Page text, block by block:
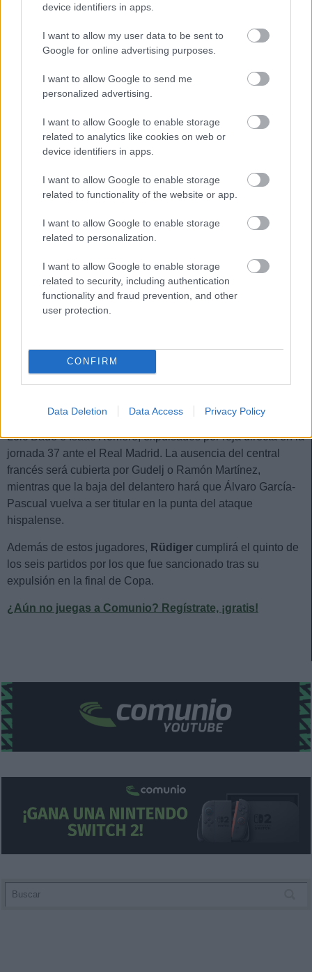
device identifiers in apps.
I want to allow my user data to be sent to
Google for online advertising purposes.
I want to allow Google to send me
personalized advertising.
I want to allow Google to enable storage
related to analytics like cookies on web or
device identifiers in apps.
I want to allow Google to enable storage
related to functionality of the website or app.
I want to allow Google to enable storage
related to personalization.
I want to allow Google to enable storage
related to security, including authentication
functionality and fraud prevention, and other
user protection.
CONFIRM
Data Deletion Data Access Privacy Policy
El Rayo se medirá el sábado al Mallorca en un duelo que
puede darle el billete a la Europa League o Conference
League. Íñigo Pérez no podrá contar para ese encuentro
amarillas Óscar Valentín. El centrocampista rayista fue
titular en Vigo ocupando la vacante de Pathé Ciss, quien
tuvo que jugar cómo central por la lesión de Aridane. Si el
central canario no se recupera para el partido ante el
Mallorca, Gumbau o Pedro Díaz pueden entrar en el once
Jude Bellingham (Real Madrid)
El futbolista inglés vio la quinta amarilla de la temporada
contra el Sevilla y se perderá la despedida de Carlo
Ancelotti como entrenador del Real Madrid el próximo
sábado ante la Real. Los blancos tienen muchas bajas y la
ausencia del inglés podría ser cubierta por Dani Ceballos o
un canterano cómo Víctor Muñoz.
Loic Badé e Isaac Romero (Sevilla)
El Sevilla viajará el domingo a Villarreal para despedir la
temporada y lo hará sin la presencia de los sancionados
Loic Badé e Isaac Romero, expulsados por roja directa en la
jornada 37 ante el Real Madrid. La ausencia del central
francés será cubierta por Gudelj o Ramón Martínez,
mientras que la baja del delantero hará que Álvaro García-
Pascual vuelva a ser titular en la punta del ataque
hispalense.
Además de estos jugadores, Rüdiger cumplirá el quinto de
los seis partidos por los que fue sancionado tras su
expulsión en la final de Copa.
¿Aún no juegas a Comunio? Regístrate, ¡gratis!